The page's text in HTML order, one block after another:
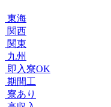
東海
関西
関東
九州
即入寮OK
期間工
寮あり